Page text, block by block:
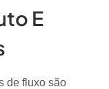
E
de fluxo são